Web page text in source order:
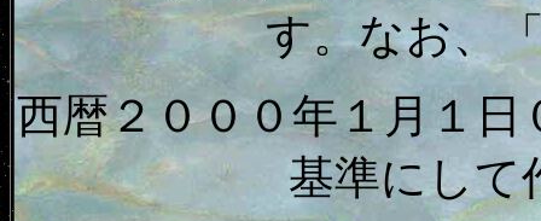
す。なお、
西暦２０００年１月１
基準にして